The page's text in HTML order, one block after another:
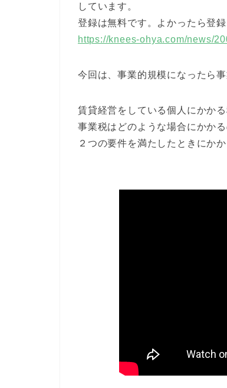
しています。
登録は無料です。よかったら登録
https://knees-ohya.com/news/
今回は、事業的規模になったら
賃貸経営をしている個人にかか
事業税はどのような場合にかか
２つの要件を満たしたときにかか